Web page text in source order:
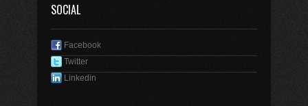
SOCIAL
Facebook
Twitter
Linkedin